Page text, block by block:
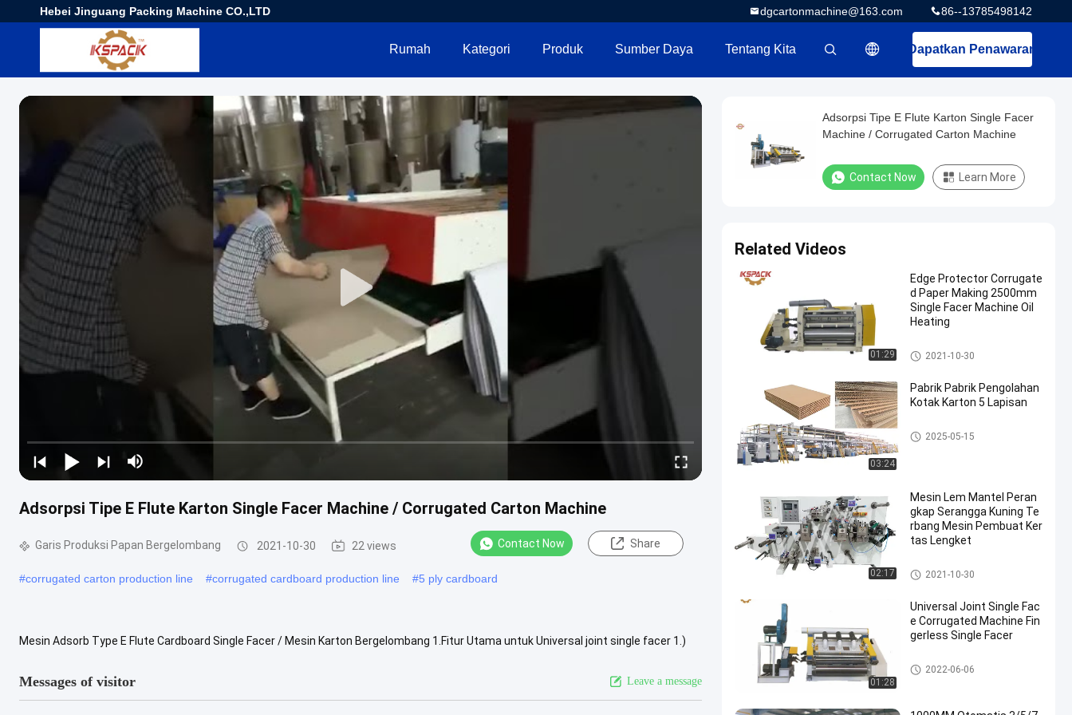
Hebei Jinguang Packing Machine CO.,LTD 86--13785498142
dgcartonmachine@163.com
Dapatkan Penawaran
Rumah Kategori Produk Sumber Daya Tentang Kita
Adsorpsi Tipe E Flute Karton Single Facer Machine / Corrugated Carton Machine
Garis Produksi Papan Bergelombang 2021-10-30 22 views Contact Now Share
#corrugated carton production line #corrugated cardboard production line #5 ply cardboard
Mesin Adsorb Type E Flute Cardboard Single Facer / Mesin Karton Bergelombang 1.Fitur Utama untuk Universal joint single facer 1.)
Messages of visitor Leave a message
Adsorpsi Tipe E Flute Karton Single Facer
Machine / Corrugated Carton Machine
Contact Now Learn More
Related Videos
01:29
Edge Protector Corrugate
d Paper Making 2500mm
Single Facer Machine Oil
Heating
Garis Produksi Papan Bergelo
mbang
2021-10-30
03:24
Pabrik Pabrik Pengolahan
Kotak Karton 5 Lapisan
Garis Produksi Papan Bergelo
mbang
2025-05-15
02:17
Mesin Lem Mantel Peran
gkap Serangga Kuning Te
rbang Mesin Pembuat Ker
tas Lengket
Garis Produksi Papan Bergelo
mbang
2021-10-30
01:28
Universal Joint Single Fac
e Corrugated Machine Fin
gerless Single Facer
Garis Produksi Papan Bergelo
mbang
2022-06-06